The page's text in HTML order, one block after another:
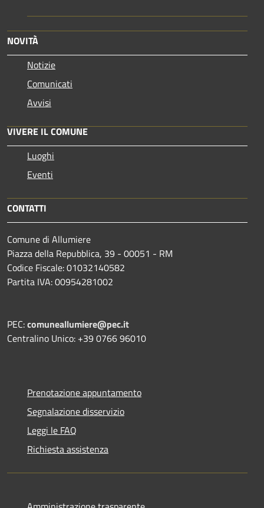
NOVITÀ
Notizie
Comunicati
Avvisi
VIVERE IL COMUNE
Luoghi
Eventi
CONTATTI
Comune di Allumiere
Piazza della Repubblica, 39 - 00051 - RM
Codice Fiscale: 01032140582
Partita IVA: 00954281002
PEC:comuneallumiere@pec.it
Centralino Unico: +39 0766 96010
Prenotazione appuntamento
Segnalazione disservizio
Leggi le FAQ
Richiesta assistenza